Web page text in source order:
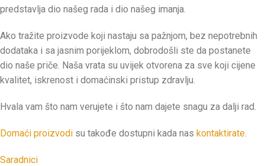
predstavlja dio našeg rada i dio našeg imanja.
Ako tražite proizvode koji nastaju sa pažnjom, bez nepotrebnih
dodataka i sa jasnim porijeklom, dobrodošli ste da postanete
dio naše priče. Naša vrata su uvijek otvorena za sve koji cijene
kvalitet, iskrenost i domaćinski pristup zdravlju.
Hvala vam što nam verujete i što nam dajete snagu za dalji rad.
Domaći proizvodi su takođe dostupni kada nas kontaktirate
Saradnici